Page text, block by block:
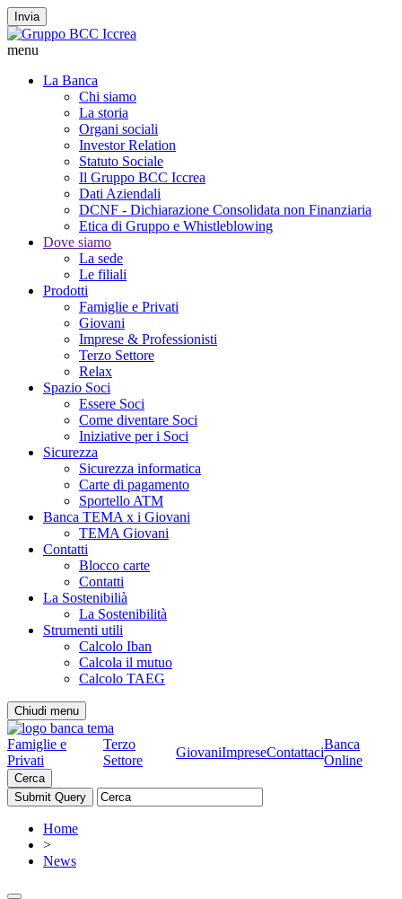
Invia
menu
La Banca
Chi siamo
La storia
Organi sociali
Investor Relation
Statuto Sociale
Il Gruppo BCC Iccrea
Dati Aziendali
DCNF - Dichiarazione Consolidata non Finanziaria
Etica di Gruppo e Whistleblowing
Dove siamo
La sede
Le filiali
Prodotti
Famiglie e Privati
Giovani
Imprese & Professionisti
Terzo Settore
Relax
Spazio Soci
Essere Soci
Come diventare Soci
Iniziative per i Soci
Sicurezza
Sicurezza informatica
Carte di pagamento
Sportello ATM
Banca TEMA x i Giovani
TEMA Giovani
Contatti
Blocco carte
Contatti
La Sostenibilià
La Sostenibilità
Strumenti utili
Calcolo Iban
Calcola il mutuo
Calcolo TAEG
Chiudi menu
Famiglie e
Privati
Terzo
Settore
GiovaniImpreseContattaci
Banca
Online
Cerca
Home
>
News